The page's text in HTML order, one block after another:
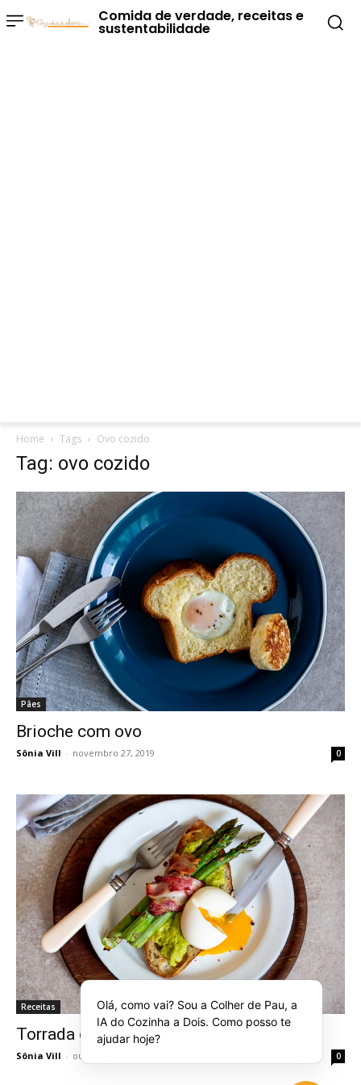
Comida de verdade, receitas e
sustentabilidade
Home Tags Ovo cozido
Tag: ovo cozido
Pães
Brioche com ovo
Sônia Vill - novembro 27, 2019 0
Receitas
Torrada com aspargos, bacon e ovo
Sônia Vill - outubro 10, 2019 0
Olá, como vai? Sou a Colher de Pau, a
IA do Cozinha a Dois. Como posso te
ajudar hoje?